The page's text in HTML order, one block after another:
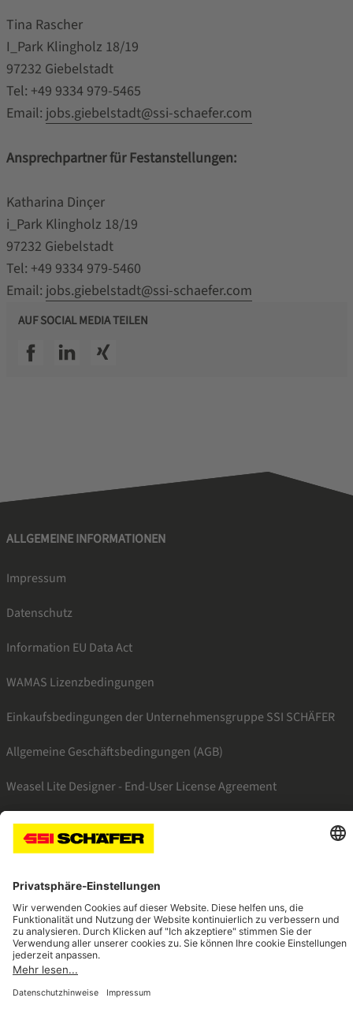
Tina Rascher
I_Park Klingholz 18/19
97232 Giebelstadt
Tel: +49 9334 979-5465
Email: jobs.giebelstadt@ssi-schaefer.com
Ansprechpartner für Festanstellungen:
Katharina Dinçer
i_Park Klingholz 18/19
97232 Giebelstadt
Tel: +49 9334 979-5460
Email: jobs.giebelstadt@ssi-schaefer.com
AUF SOCIAL MEDIA TEILEN
SSI facebook
SSI linkedin
SSI xing
ALLGEMEINE INFORMATIONEN
Impressum
Datenschutz
Information EU Data Act
WAMAS Lizenzbedingungen
Einkaufsbedingungen der Unternehmensgruppe SSI SCHÄFER
Allgemeine Geschäftsbedingungen (AGB)
Weasel Lite Designer - End-User License Agreement
SSI facebookSSI youtube
Navigate to home page